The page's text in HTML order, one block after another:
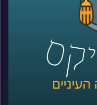
יש להתמודד עם
לערים חכמות
של טכנולוגיה,
את הג'ונגל
לחיות בו